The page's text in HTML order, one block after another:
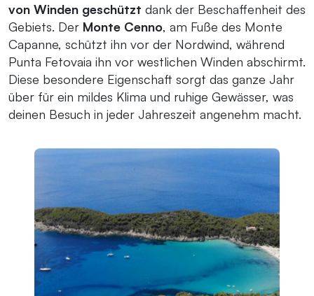
von Winden geschützt dank der Beschaffenheit des
Gebiets. Der Monte Cenno, am Fuße des Monte
Capanne, schützt ihn vor der Nordwind, während
Punta Fetovaia ihn vor westlichen Winden abschirmt.
Diese besondere Eigenschaft sorgt das ganze Jahr
über für ein mildes Klima und ruhige Gewässer, was
deinen Besuch in jeder Jahreszeit angenehm macht.